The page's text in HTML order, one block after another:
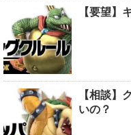
【要望】
【相談】
いの？